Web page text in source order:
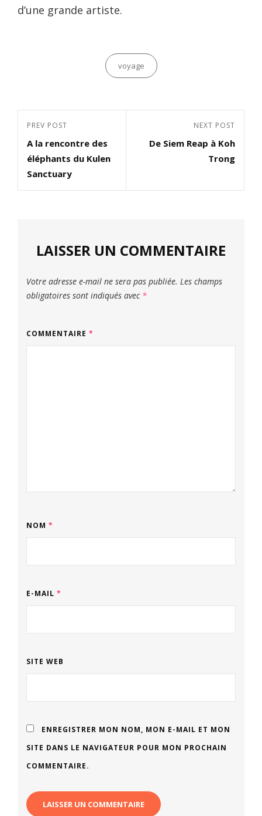
d’une grande artiste.
Categories
voyage
Navigation
de
l’article
Previous
Post
PREV POST
A la rencontre des
éléphants du Kulen
Sanctuary
Post
NEXT POST
De Siem Reap à Koh
Trong
LAISSER UN COMMENTAIRE
Votre adresse e-mail ne sera pas publiée. Les champs
obligatoires sont indiqués avec *
COMMENTAIRE *
NOM *
E-MAIL *
SITE WEB
ENREGISTRER MON NOM, MON E-MAIL ET MON
SITE DANS LE NAVIGATEUR POUR MON PROCHAIN
COMMENTAIRE.